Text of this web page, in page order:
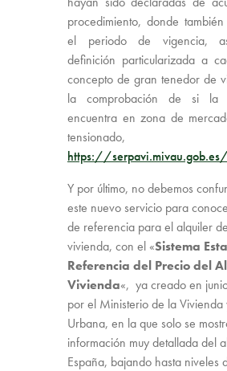
procedimiento, donde
el periodo de vigencia,
definición particularizada a
concepto de gran tenedor de
la comprobación de si la
encuentra en zona de
tensionado,
https://
Y por último, no debemos
este nuevo servicio para
de referencia para el alquiler
vivienda, con el «Sistema
Referencia del Precio del
Vivienda«, ya creado en
por el Ministerio de la
Urbana, en la que solo se
información muy detallada del
España, bajando hasta niveles